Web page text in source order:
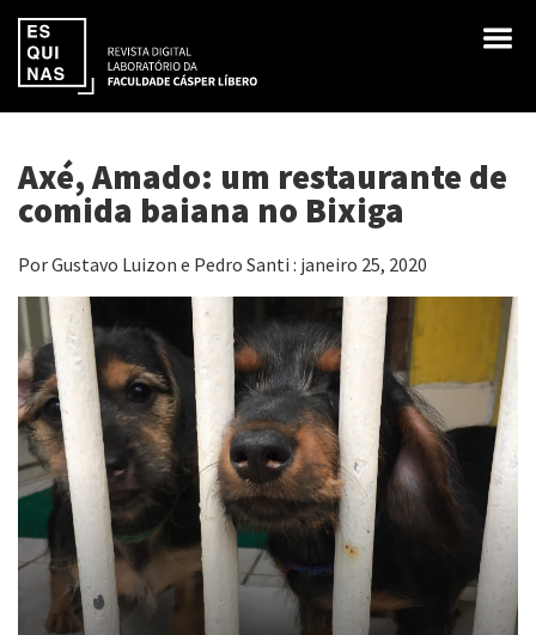
Axé, Amado: um restaurante de
comida baiana no Bixiga
Por Gustavo Luizon e Pedro Santi : janeiro 25, 2020